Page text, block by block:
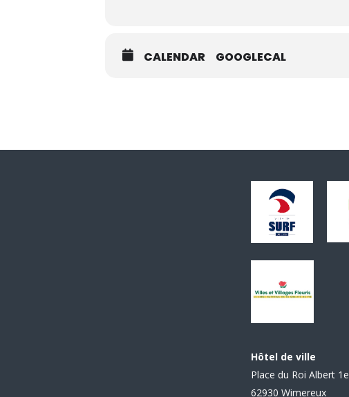
CALENDAR GOOGLECAL
Hôtel de ville
Place du Roi Albert
62930 Wimereux